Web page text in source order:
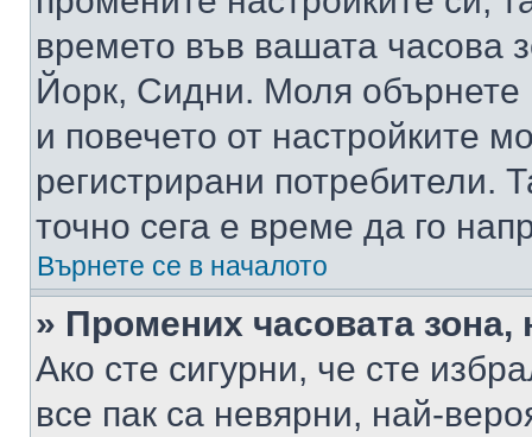
времето във вашата
Йорк, Сидни. Моля обърнете
и повечето от настройките
регистрирани потребители.
точно сега е време да го
Върнете се в началото
» Промених часовата
Ако сте сигурни, че сте
все пак са невярни, най-